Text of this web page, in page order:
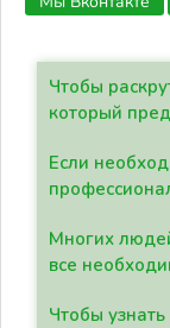
Чтобы
который
Если
Многих
все
Чтобы